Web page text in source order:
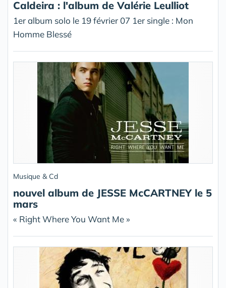
Caldeira : l'album de Valérie Leulliot
1er album solo le 19 février 07 1er single : Mon
Homme Blessé
Musique & Cd
nouvel album de JESSE McCARTNEY le 5
mars
« Right Where You Want Me »